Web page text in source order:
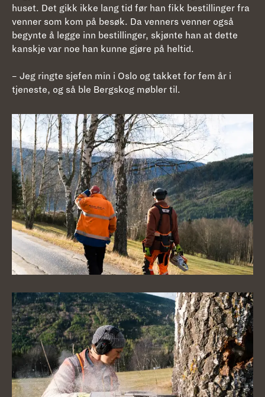
huset. Det gikk ikke lang tid før han fikk bestillinger fra
venner som kom på besøk. Da venners venner også
begynte å legge inn bestillinger, skjønte han at dette
kanskje var noe han kunne gjøre på heltid.
– Jeg ringte sjefen min i Oslo og takket for fem år i
tjeneste, og så ble Bergskog møbler til.